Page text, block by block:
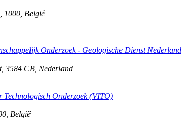
1000 België
Onderzoek - Geologische Dienst Nederland
, 3584 CB Nederland
Technologisch Onderzoek (VITO)
België